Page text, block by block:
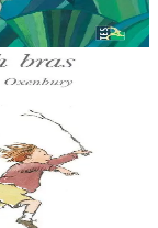
e vo plijadur,
e lerc’h / Hag e